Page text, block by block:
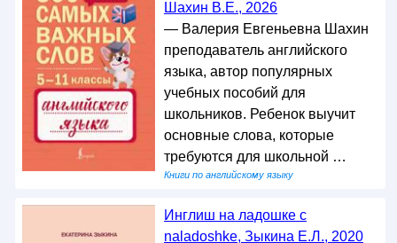
Шахин В.Е., 2026
— Валерия Евгеньевна Шахин
преподаватель английского
языка, автор популярных
учебных пособий для
школьников. Ребенок выучит
основные слова, которые
требуются для школьной …
Книги по английскому языку
Инглиш на ладошке с
naladoshke, Зыкина Е.Л., 2020